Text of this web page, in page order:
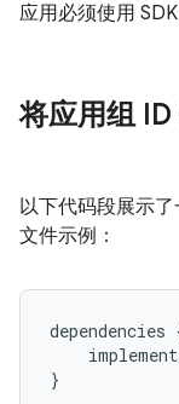
应用必须使用
将应用组
以下代码段展示
文件示例：
dependencies
}